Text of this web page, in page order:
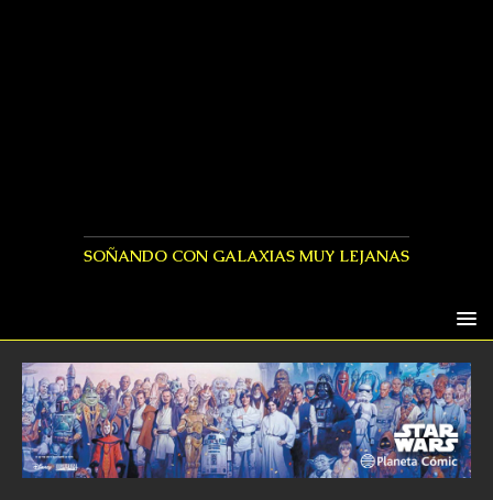
SOÑANDO CON GALAXIAS MUY LEJANAS